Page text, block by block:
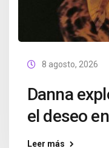
8 agosto, 2026
Danna
el deseo
Leer más